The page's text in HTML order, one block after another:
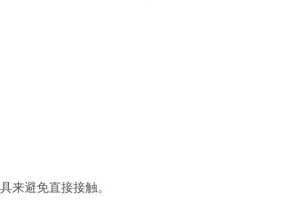
避免直接接触。